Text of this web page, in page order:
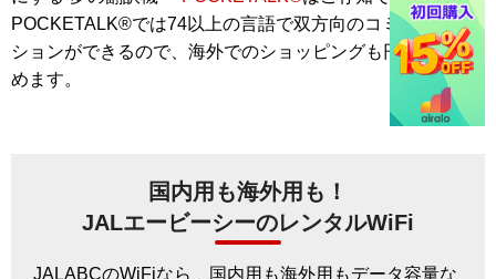
POCKETALK®では74以上の言語で双方向のコミュニケー
ションができるので、海外でのショッピングも円滑に楽し
めます。
国内用も海外用も！
JALエービーシーのレンタルWiFi
JALABCのWiFiなら、国内用も海外用もデータ容量な